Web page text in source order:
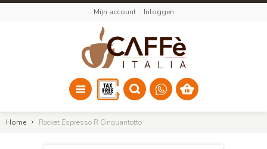
Mijn account Inloggen
Home Rocket Espresso R Cinquantotto